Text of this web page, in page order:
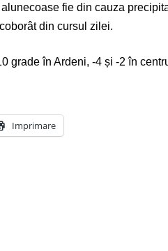
fie din cauza
din cursul zilei.
grade în Ardeni, -4 și -2 în
Imprimare